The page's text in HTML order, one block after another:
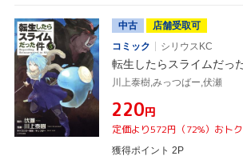
中古
店舗受取可
コミック
シリウスKC
転生したらスライムだっ
川上泰樹,みっつばー,伏瀬
¥220円
定価より572円（72%）おトク
獲得ポイント 2P